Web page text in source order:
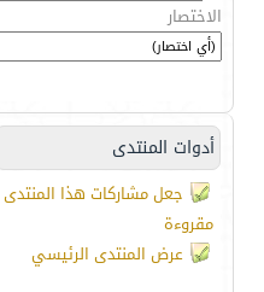
الاختصار
أدوات المنتدى
جعل مشاركات هذا المنتدى
مقروءة
عرض المنتدى الرئيسي